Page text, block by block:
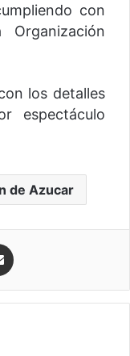
con
los detalles
espectáculo
de Azucar